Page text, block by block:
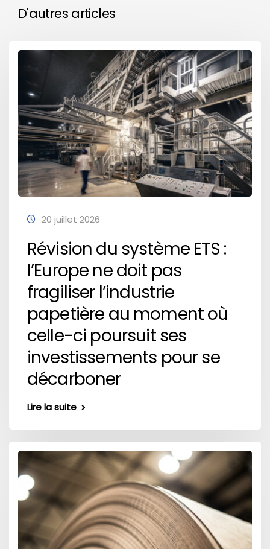
D'autres articles
20 juillet 2026
Révision du système ETS :
l’Europe ne doit pas
fragiliser l’industrie
papetière au moment où
celle-ci poursuit ses
investissements pour se
décarboner
Lire la suite